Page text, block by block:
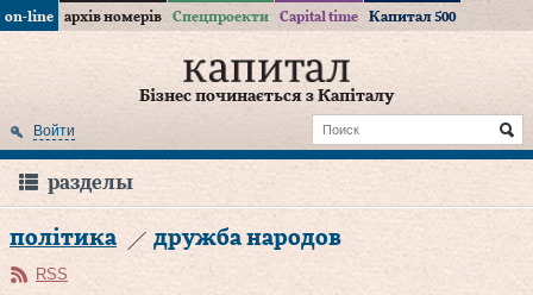
on-line архів номерів Спецпроекти Capital time Капитал 500
Бізнес починається з Капіталу
Войти
разделы
політика дружба народов
RSS